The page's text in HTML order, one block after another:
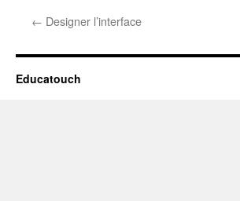
← Designer l’interface
Educatouch